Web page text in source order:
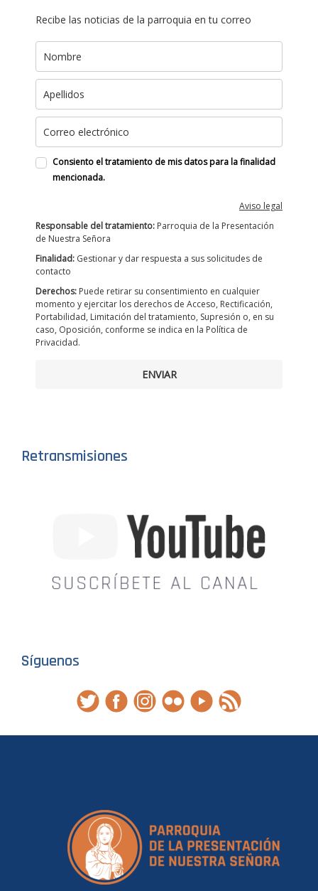
Recibe las noticias de la parroquia en tu correo
Consiento el tratamiento de mis datos para la finalidad
mencionada.
Aviso legal
Responsable del tratamiento: Parroquia de la Presentación
de Nuestra Señora
Finalidad: Gestionar y dar respuesta a sus solicitudes de
contacto
Derechos: Puede retirar su consentimiento en cualquier
momento y ejercitar los derechos de Acceso, Rectificación,
Portabilidad, Limitación del tratamiento, Supresión o, en su
caso, Oposición, conforme se indica en la Política de
Privacidad.
ENVIAR
Retransmisiones
Síguenos